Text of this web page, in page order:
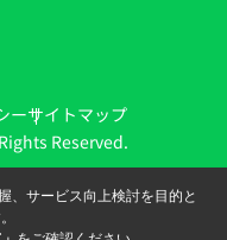
ーサイトマップ
Reserved.
、サービス向上検討を目的と